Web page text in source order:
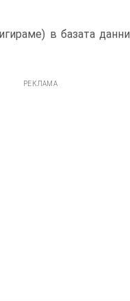
в базата
РЕКЛАМА